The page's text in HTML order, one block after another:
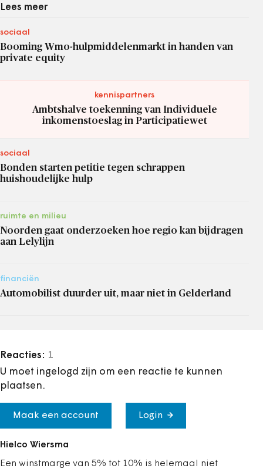
Lees meer
sociaal
Booming Wmo-hulpmiddelenmarkt in handen van
private equity
kennispartners
Ambtshalve toekenning van Individuele
inkomenstoeslag in Participatiewet
sociaal
Bonden starten petitie tegen schrappen
huishoudelijke hulp
ruimte en milieu
Noorden gaat onderzoeken hoe regio kan bijdragen
aan Lelylijn
financiën
Automobilist duurder uit, maar niet in Gelderland
Reacties: 1
U moet ingelogd zijn om een reactie te kunnen
plaatsen.
Maak een account Login
Hielco Wiersma
Een winstmarge van 5% tot 10% is helemaal niet